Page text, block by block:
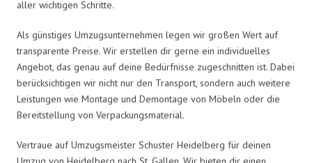
aller wichtigen Schritte.
Als günstiges Umzugsunternehmen legen wir großen Wert auf
transparente Preise. Wir erstellen dir gerne ein individuelles
Angebot, das genau auf deine Bedürfnisse zugeschnitten ist. Dabei
berücksichtigen wir nicht nur den Transport, sondern auch weitere
Leistungen wie Montage und Demontage von Möbeln oder die
Bereitstellung von Verpackungsmaterial.
Vertraue auf Umzugsmeister Schuster Heidelberg für deinen